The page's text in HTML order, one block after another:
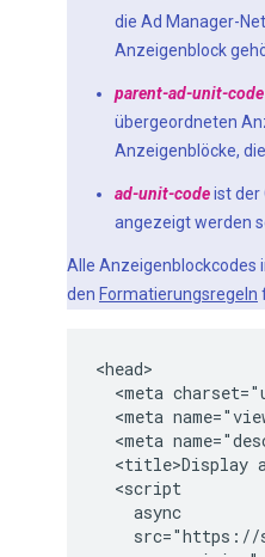
die Ad Manager-
Anzeigenblock
parent-ad-unit-code
übergeordneten
Anzeigenblöcke,
ad-unit-codeist der
angezeigt werden
Alle Anzeigenblockcodes
den Formatierungsregeln
<head>
<meta
<meta
<meta
<title>Display
  <script
    async